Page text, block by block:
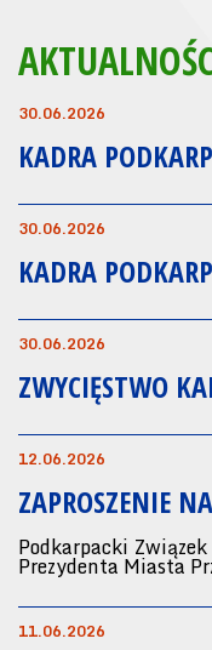
30.06.2026
KADRA
30.06.2026
KADRA
30.06.2026
ZWYCIĘSTWO
12.06.2026
ZAPROSZENIE
Podkarpacki
Prezydenta Miasta
11.06.2026